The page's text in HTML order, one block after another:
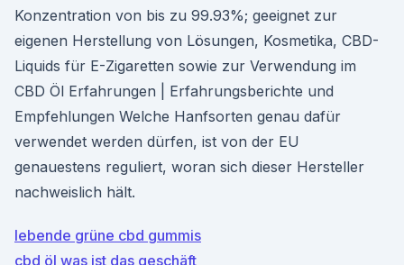
Konzentration von bis zu 99.93%; geeignet zur
eigenen Herstellung von Lösungen, Kosmetika, CBD-
Liquids für E-Zigaretten sowie zur Verwendung im
CBD Öl Erfahrungen | Erfahrungsberichte und
Empfehlungen Welche Hanfsorten genau dafür
verwendet werden dürfen, ist von der EU
genauestens reguliert, woran sich dieser Hersteller
nachweislich hält.
lebende grüne cbd gummis
cbd öl was ist das geschäft